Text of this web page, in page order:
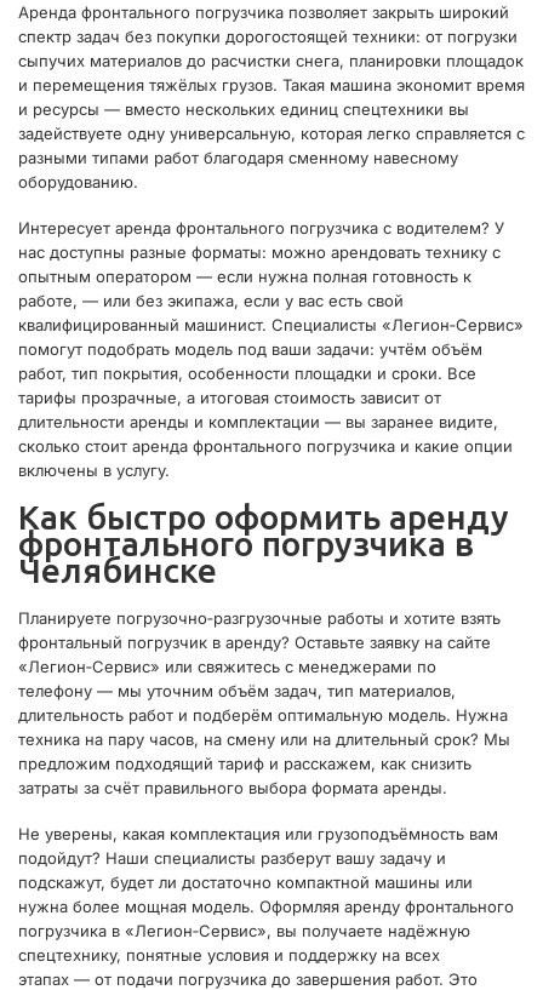
Аренда фронтального погрузчика позволяет закрыть широкий
спектр задач без покупки дорогостоящей техники: от погрузки
сыпучих материалов до расчистки снега, планировки площадок
и перемещения тяжёлых грузов. Такая машина экономит время
и ресурсы — вместо нескольких единиц спецтехники вы
задействуете одну универсальную, которая легко справляется с
разными типами работ благодаря сменному навесному
оборудованию.
Интересует аренда фронтального погрузчика с водителем? У
нас доступны разные форматы: можно арендовать технику с
опытным оператором — если нужна полная готовность к
работе, — или без экипажа, если у вас есть свой
квалифицированный машинист. Специалисты «Легион‑Сервис»
помогут подобрать модель под ваши задачи: учтём объём
работ, тип покрытия, особенности площадки и сроки. Все
тарифы прозрачные, а итоговая стоимость зависит от
длительности аренды и комплектации — вы заранее видите,
сколько стоит аренда фронтального погрузчика и какие опции
включены в услугу.
Как быстро оформить аренду
фронтального погрузчика в
Челябинске
Планируете погрузочно‑разгрузочные работы и хотите взять
фронтальный погрузчик в аренду? Оставьте заявку на сайте
«Легион‑Сервис» или свяжитесь с менеджерами по
телефону — мы уточним объём задач, тип материалов,
длительность работ и подберём оптимальную модель. Нужна
техника на пару часов, на смену или на длительный срок? Мы
предложим подходящий тариф и расскажем, как снизить
затраты за счёт правильного выбора формата аренды.
Не уверены, какая комплектация или грузоподъёмность вам
подойдут? Наши специалисты разберут вашу задачу и
подскажут, будет ли достаточно компактной машины или
нужна более мощная модель. Оформляя аренду фронтального
погрузчика в «Легион‑Сервис», вы получаете надёжную
спецтехнику, понятные условия и поддержку на всех
этапах — от подачи погрузчика до завершения работ. Это